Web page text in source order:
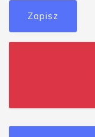
Zapisz